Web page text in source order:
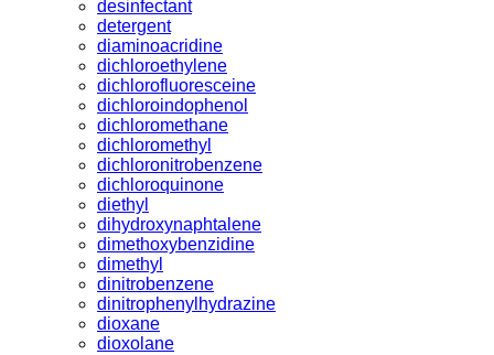
desinfectant
detergent
diaminoacridine
dichloroethylene
dichlorofluoresceine
dichloroindophenol
dichloromethane
dichloromethyl
dichloronitrobenzene
dichloroquinone
diethyl
dihydroxynaphtalene
dimethoxybenzidine
dimethyl
dinitrobenzene
dinitrophenylhydrazine
dioxane
dioxolane